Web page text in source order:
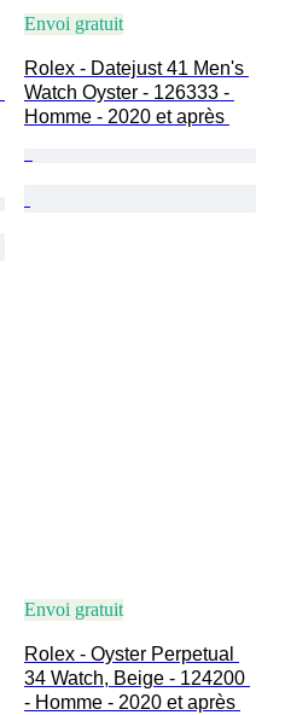
Envoi gratuit
Rolex - Datejust 41 Men's
Watch Oyster - 126333 -
Homme - 2020 et après
Envoi gratuit
Rolex - Oyster Perpetual
34 Watch, Beige - 124200
- Homme - 2020 et après